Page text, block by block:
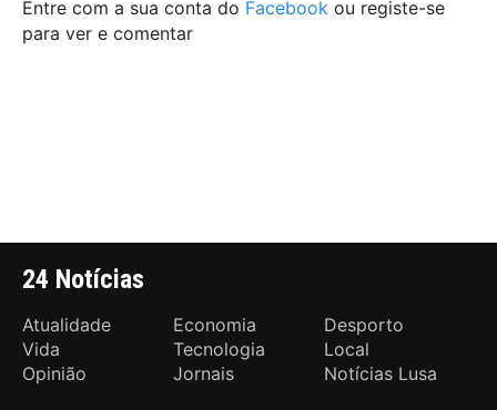
Entre com a sua conta do Facebook ou registe-se
para ver e comentar
24 Notícias
Atualidade Economia
Desporto
Vida
Tecnologia
Local
Opinião
Jornais Notícias Lusa